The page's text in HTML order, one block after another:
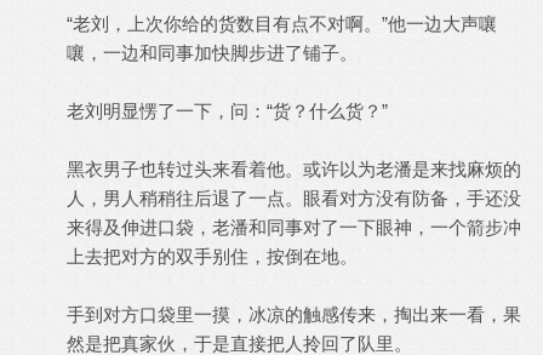
“老刘，上次你给的货数目有点不对啊。”他一边大声嚷
嚷，一边和同事加快脚步进了铺子。
老刘明显愣了一下，问：“货？什么货？”
黑衣男子也转过头来看着他。或许以为老潘是来找麻烦的
人，男人稍稍往后退了一点。眼看对方没有防备，手还没
来得及伸进口袋，老潘和同事对了一下眼神，一个箭步冲
上去把对方的双手别住，按倒在地。
手到对方口袋里一摸，冰凉的触感传来，掏出来一看，果
然是把真家伙，于是直接把人拎回了队里。